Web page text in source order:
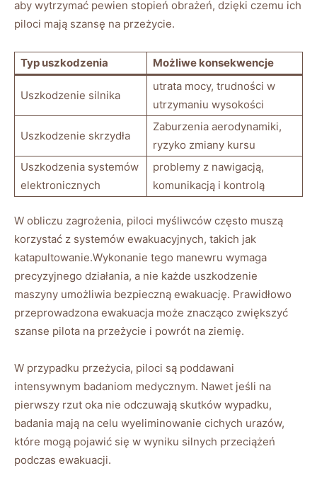
aby wytrzymać pewien stopień obrażeń, dzięki czemu ich
piloci mają szansę na przeżycie.
Typ uszkodzenia Możliwe konsekwencje
Uszkodzenie silnika
utrata mocy, trudności w
utrzymaniu wysokości
Uszkodzenie skrzydła
Zaburzenia aerodynamiki,
ryzyko zmiany kursu
Uszkodzenia systemów
elektronicznych
problemy z nawigacją,
komunikacją i kontrolą
W obliczu zagrożenia, piloci myśliwców często muszą
korzystać z systemów ewakuacyjnych, takich jak
katapultowanie.Wykonanie tego manewru wymaga
precyzyjnego działania, a nie każde uszkodzenie
maszyny umożliwia bezpieczną ewakuację. Prawidłowo
przeprowadzona ewakuacja może znacząco zwiększyć
szanse pilota na przeżycie i powrót na ziemię.
W przypadku przeżycia, piloci są poddawani
intensywnym badaniom medycznym. Nawet jeśli na
pierwszy rzut oka nie odczuwają skutków wypadku,
badania mają na celu wyeliminowanie cichych urazów,
które mogą pojawić się w wyniku silnych przeciążeń
podczas ewakuacji.